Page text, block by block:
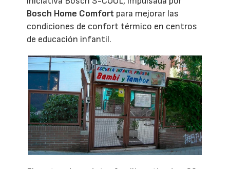
Bosch Home Comfort para mejorar las
condiciones de confort térmico en centros
de educación infantil.